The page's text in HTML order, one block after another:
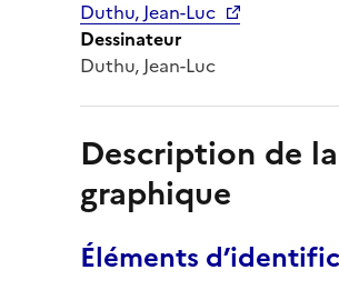
Duthu, Jean-Luc
Dessinateur
Duthu, Jean-Luc
Description de
graphique
Éléments